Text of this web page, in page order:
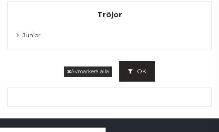
Tröjor
Junior
Avmarkera alla OK